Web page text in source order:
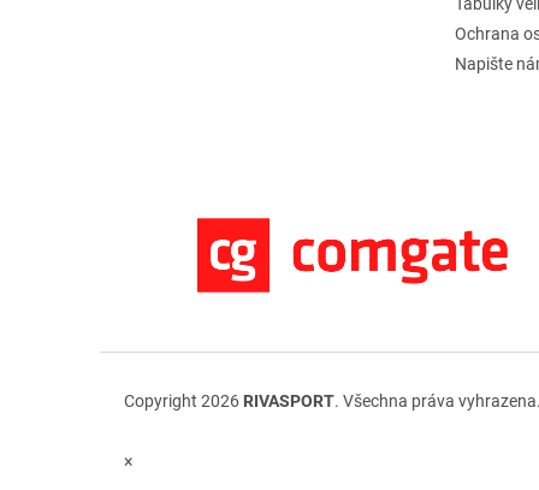
Ochrana
Napište
Copyright 2026 RIVASPORT. Všechna práva
×